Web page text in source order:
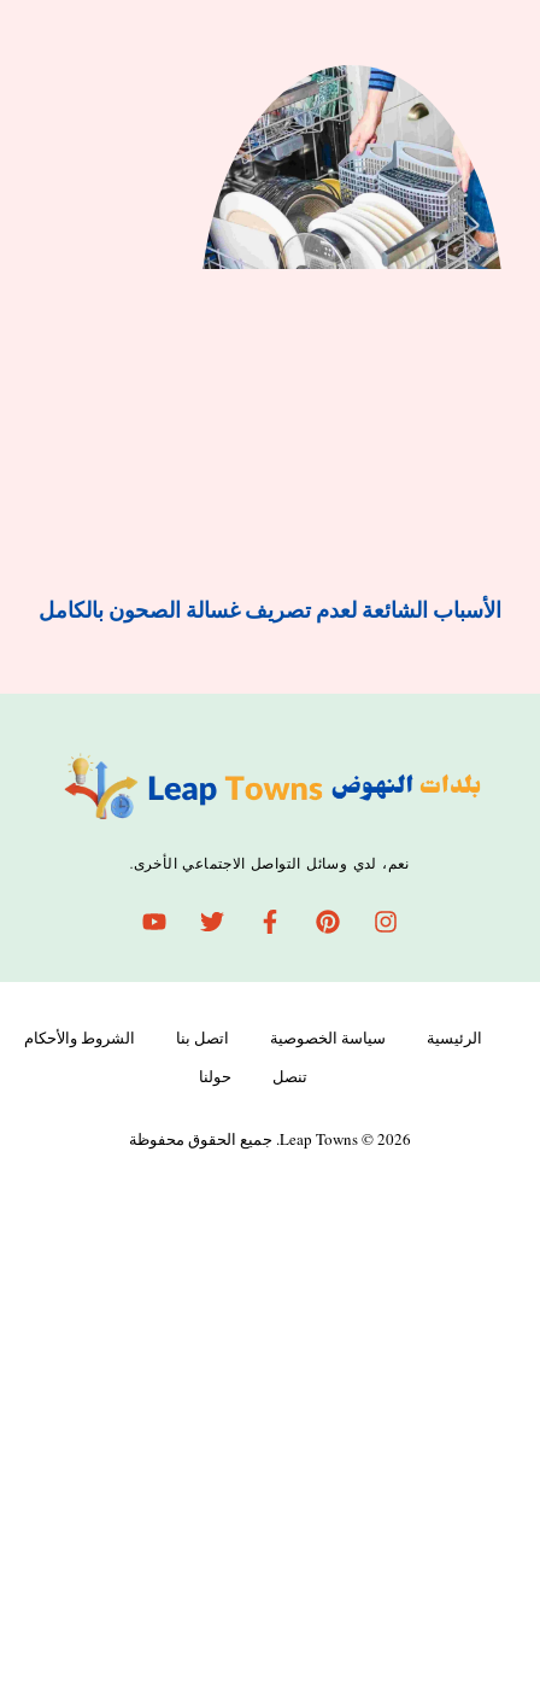
الأسباب الشائعة لعدم تصريف غسالة الصحون بالكامل
نعم، لدي وسائل التواصل الاجتماعي الأخرى.
الرئيسية سياسة الخصوصية اتصل بنا
الشروط والأحكام
تنصل
Leap Towns © 2026. جميع الحقوق محفوظة